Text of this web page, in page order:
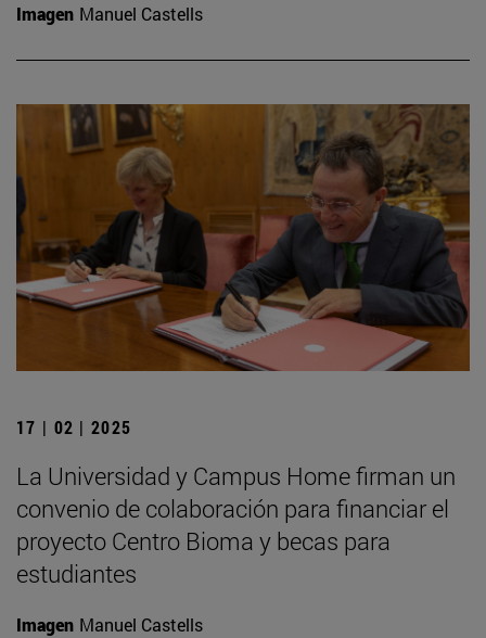
Imagen Manuel Castells
17 | 02 | 2025
La Universidad y Campus Home firman un
convenio de colaboración para financiar el
proyecto Centro Bioma y becas para
estudiantes
Imagen Manuel Castells